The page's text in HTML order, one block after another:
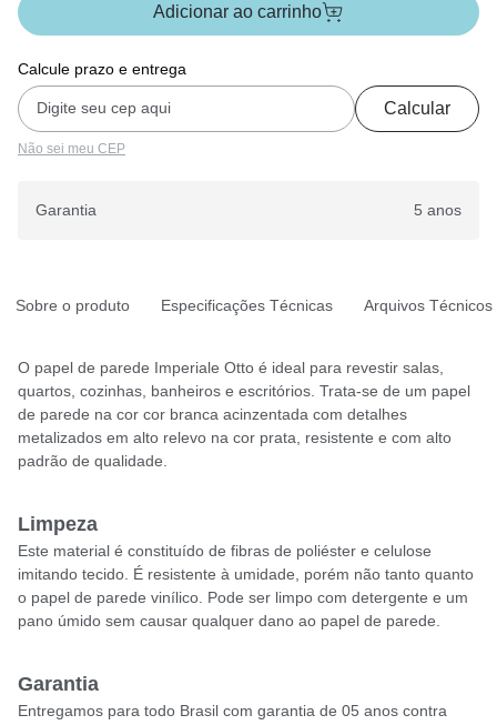
Adicionar ao carrinho
Calcule prazo e entrega
Calcular
Não sei meu CEP
Garantia 5 anos
Sobre o produto Especificações Técnicas Arquivos Técnicos
O papel de parede Imperiale Otto é ideal para revestir salas,
quartos, cozinhas, banheiros e escritórios. Trata-se de um papel
de parede na cor cor branca acinzentada com detalhes
metalizados em alto relevo na cor prata, resistente e com alto
padrão de qualidade.
Limpeza
Este material é constituído de fibras de poliéster e celulose
imitando tecido. É resistente à umidade, porém não tanto quanto
o papel de parede vinílico. Pode ser limpo com detergente e um
pano úmido sem causar qualquer dano ao papel de parede.
Garantia
Entregamos para todo Brasil com garantia de 05 anos contra